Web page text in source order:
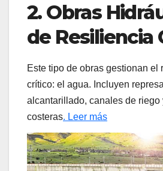
2. Obras
de Resiliencia
Este tipo de obras gestionan el
crítico: el agua. Incluyen
alcantarillado, canales de riego
costeras. Leer más